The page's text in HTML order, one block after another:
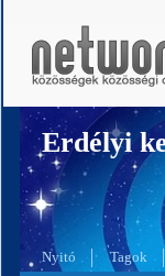
Erdélyi
Nyitó Tagok